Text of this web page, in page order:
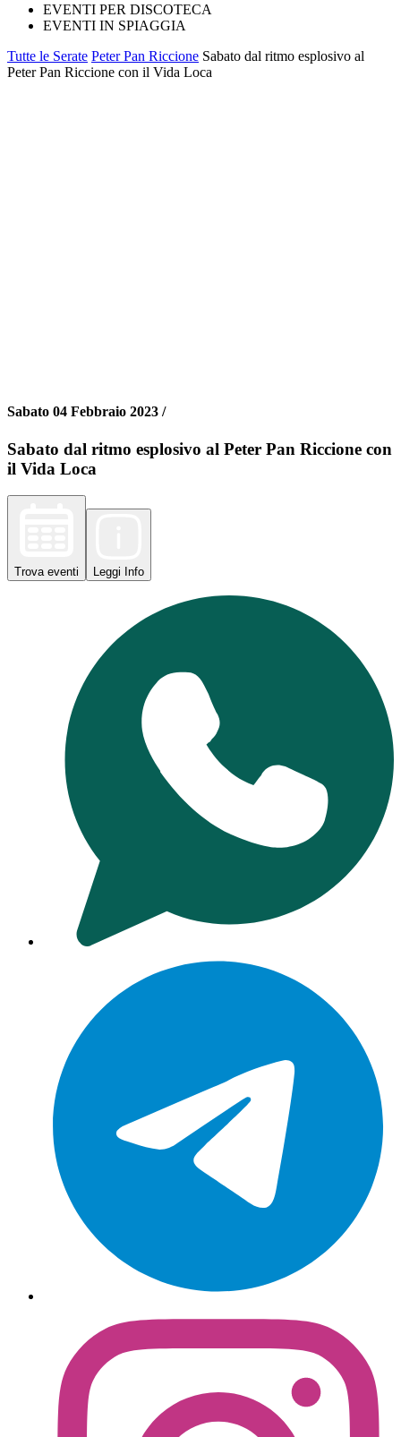
EVENTI PER DISCOTECA
EVENTI IN SPIAGGIA
Tutte le Serate Peter Pan Riccione Sabato dal ritmo esplosivo al
Peter Pan Riccione con il Vida Loca
Sabato 04 Febbraio 2023 /
Sabato dal ritmo esplosivo al Peter Pan Riccione con
il Vida Loca
Trova eventi Leggi Info